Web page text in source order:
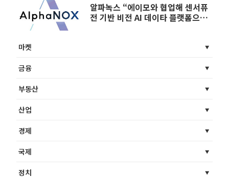
알파녹스 “에이모와 협업해 센서퓨
전 기반 비전 AI 데이타 플랫폼으로
마켓
금융
부동산
산업
경제
국제
정치